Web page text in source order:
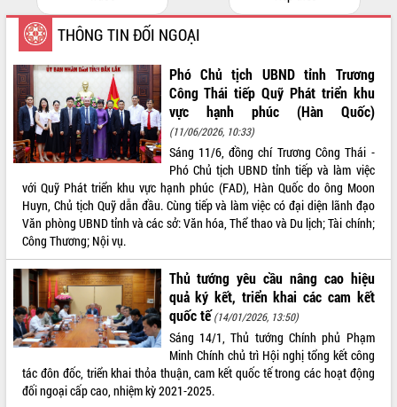
VIDEO
Loading the player...
Khám bệnh, cấp phát thuốc miễn phí
và tặng quà người dân xã Cư Pui
Hội nghị UBND tỉnh Đắk Lắk thường kỳ
tháng 7/2026
Lễ truy tặng danh hiệu “Bà Mẹ Việt
Nam Anh hùng” và trao Huân chương
Lao động
THÔNG TIN ĐỐI NGOẠI
Phó Chủ tịch UBND tỉnh Trương
Công Thái tiếp Quỹ Phát triển khu
vực hạnh phúc (Hàn Quốc)
(11/06/2026, 10:33)
Sáng 11/6, đồng chí Trương Công Thái -
Phó Chủ tịch UBND tỉnh tiếp và làm việc
với Quỹ Phát triển khu vực hạnh phúc (FAD), Hàn Quốc do ông Moon
Huyn, Chủ tịch Quỹ dẫn đầu. Cùng tiếp và làm việc có đại diện lãnh đạo
Văn phòng UBND tỉnh và các sở: Văn hóa, Thể thao và Du lịch; Tài chính;
Công Thương; Nội vụ.
Thủ tướng yêu cầu nâng cao hiệu
quả ký kết, triển khai các cam kết
quốc tế (14/01/2026, 13:50)
Sáng 14/1, Thủ tướng Chính phủ Phạm
Minh Chính chủ trì Hội nghị tổng kết công
tác đôn đốc, triển khai thỏa thuận, cam kết quốc tế trong các hoạt động
đối ngoại cấp cao, nhiệm kỳ 2021-2025.